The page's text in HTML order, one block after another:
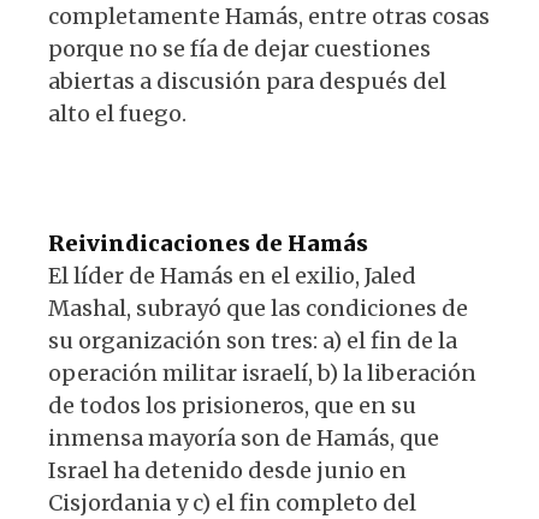
completamente Hamás, entre otras cosas
porque no se fía de dejar cuestiones
abiertas a discusión para después del
alto el fuego.
Reivindicaciones de Hamás
El líder de Hamás en el exilio, Jaled
Mashal, subrayó que las condiciones de
su organización son tres: a) el fin de la
operación militar israelí, b) la liberación
de todos los prisioneros, que en su
inmensa mayoría son de Hamás, que
Israel ha detenido desde junio en
Cisjordania y c) el fin completo del